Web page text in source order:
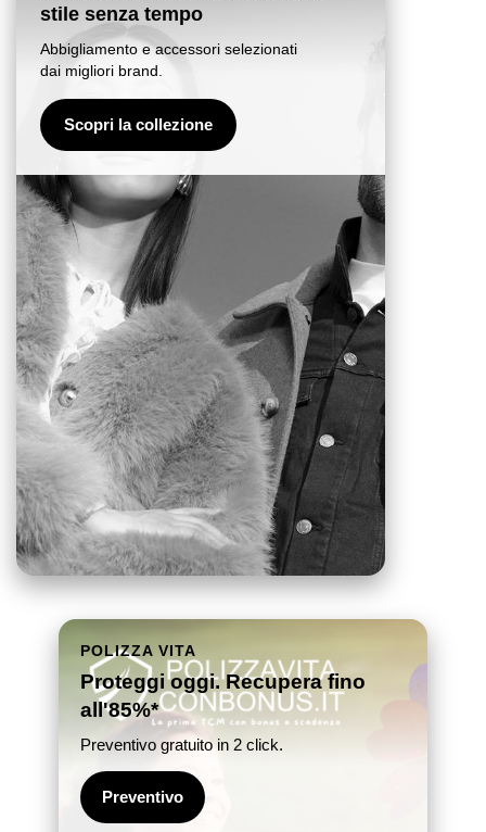
stile senza tempo
Abbigliamento e accessori selezionati
dai migliori brand.
Scopri la collezione
POLIZZA VITA
Proteggi oggi. Recupera fino
all'85%*
Preventivo gratuito in 2 click.
Preventivo